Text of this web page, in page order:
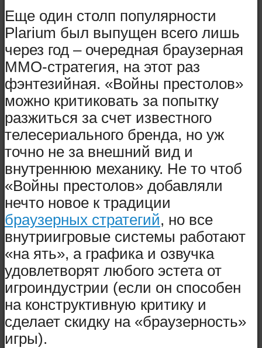
Еще один столп популярности
Plarium был выпущен всего лишь
через год – очередная браузерная
ММО-стратегия, на этот раз
фэнтезийная. «Войны престолов»
можно критиковать за попытку
разжиться за счет известного
телесериального бренда, но уж
точно не за внешний вид и
внутреннюю механику. Не то чтоб
«Войны престолов» добавляли
нечто новое к традиции
браузерных стратегий, но все
внутриигровые системы работают
«на ять», а графика и озвучка
удовлетворят любого эстета от
игроиндустрии (если он способен
на конструктивную критику и
сделает скидку на «браузерность»
игры).